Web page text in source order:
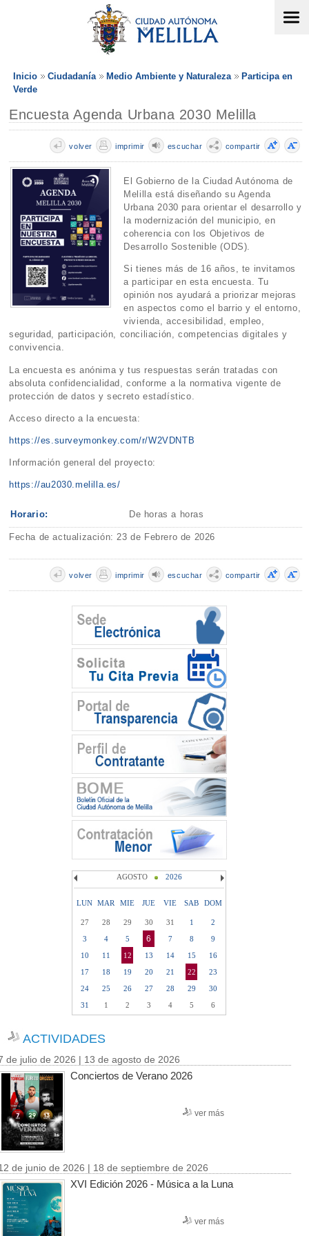
Inicio Ciudadanía Medio Ambiente y Naturaleza
Participa en
Verde
Encuesta Agenda Urbana 2030 Melilla
compartir
escuchar
imprimir
volver
El Gobierno de la Ciudad Autónoma de
Melilla está diseñando su Agenda
Urbana 2030 para orientar el desarrollo y
la modernización del municipio, en
coherencia con los Objetivos de
Desarrollo Sostenible (ODS).
Si tienes más de 16 años, te invitamos
a participar en esta encuesta. Tu
opinión nos ayudará a priorizar mejoras
en aspectos como el barrio y el entorno,
vivienda, accesibilidad, empleo,
seguridad, participación, conciliación, competencias digitales y
convivencia.
La encuesta es anónima y tus respuestas serán tratadas con
absoluta confidencialidad, conforme a la normativa vigente de
protección de datos y secreto estadístico.
Acceso directo a la encuesta:
https://es.surveymonkey.com/r/W2VDNTB
Información general del proyecto:
https://au2030.melilla.es/
Horario: De horas a horas
Fecha de actualización: 23 de Febrero de 2026
compartir
escuchar
imprimir
volver
AGOSTO 2026
LUN MAR MIE JUE VIE SAB DOM
27 28 29 30 31 1
2
3
4 5 6 7 8
9
10
11 12 13 14 15
16
17
18 19 20 21 22
23
24
25 26 27 28 29
30
31
1 2 3 4 5 6
ACTIVIDADES
de julio de 2026 | 13 de agosto de 2026
Conciertos de Verano 2026
ver más
de junio de 2026 | 18 de septiembre de 2026
XVI Edición 2026 - Música a la Luna
ver más